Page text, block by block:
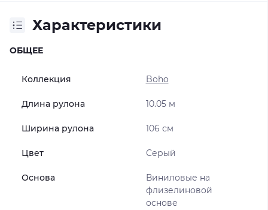
Характеристики
ОБЩЕЕ
Коллекция Boho
Длина рулона 10.05 м
Ширина рулона 106 см
Цвет Серый
Основа
Виниловые на
флизелиновой
основе